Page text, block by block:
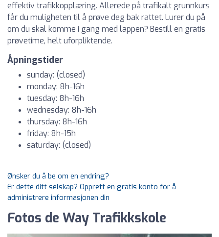
effektiv trafikkopplæring. Allerede på trafikalt grunnkurs
får du muligheten til å prøve deg bak rattet. Lurer du på
om du skal komme i gang med lappen? Bestill en gratis
prøvetime, helt uforpliktende.
Åpningstider
sunday: (closed)
monday: 8h-16h
tuesday: 8h-16h
wednesday: 8h-16h
thursday: 8h-16h
friday: 8h-15h
saturday: (closed)
Ønsker du å be om en endring?
Er dette ditt selskap? Opprett en gratis konto for å
administrere informasjonen din
Fotos de Way Trafikkskole